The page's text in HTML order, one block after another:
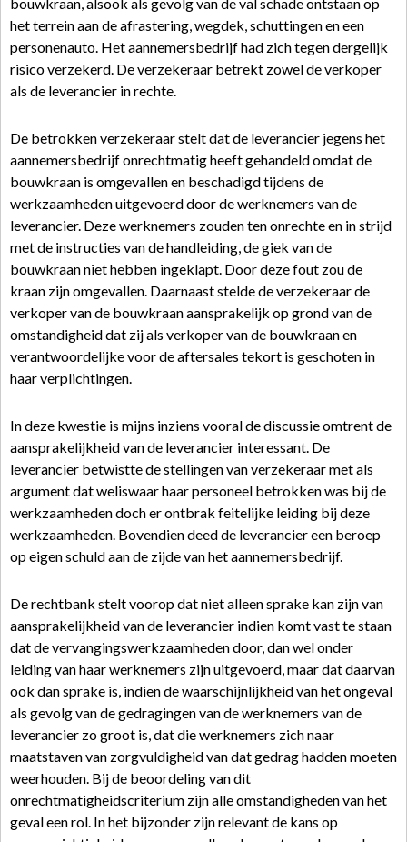
het terrein aan de afrastering, wegdek, schuttingen en een
personenauto. Het aannemersbedrijf had zich tegen dergelijk
risico verzekerd. De verzekeraar betrekt zowel de verkoper
als de leverancier in rechte.
De betrokken verzekeraar stelt dat de leverancier jegens het
aannemersbedrijf onrechtmatig heeft gehandeld omdat de
bouwkraan is omgevallen en beschadigd tijdens de
werkzaamheden uitgevoerd door de werknemers van de
leverancier. Deze werknemers zouden ten onrechte en in strijd
met de instructies van de handleiding, de giek van de
bouwkraan niet hebben ingeklapt. Door deze fout zou de
kraan zijn omgevallen. Daarnaast stelde de verzekeraar de
verkoper van de bouwkraan aansprakelijk op grond van de
omstandigheid dat zij als verkoper van de bouwkraan en
verantwoordelijke voor de aftersales tekort is geschoten in
haar verplichtingen.
In deze kwestie is mijns inziens vooral de discussie omtrent de
aansprakelijkheid van de leverancier interessant. De
leverancier betwistte de stellingen van verzekeraar met als
argument dat weliswaar haar personeel betrokken was bij de
werkzaamheden doch er ontbrak feitelijke leiding bij deze
werkzaamheden. Bovendien deed de leverancier een beroep
op eigen schuld aan de zijde van het aannemersbedrijf.
De rechtbank stelt voorop dat niet alleen sprake kan zijn van
aansprakelijkheid van de leverancier indien komt vast te staan
dat de vervangingswerkzaamheden door, dan wel onder
leiding van haar werknemers zijn uitgevoerd, maar dat daarvan
ook dan sprake is, indien de waarschijnlijkheid van het ongeval
als gevolg van de gedragingen van de werknemers van de
leverancier zo groot is, dat die werknemers zich naar
maatstaven van zorgvuldigheid van dat gedrag hadden moeten
weerhouden. Bij de beoordeling van dit
onrechtmatigheidscriterium zijn alle omstandigheden van het
geval een rol. In het bijzonder zijn relevant de kans op